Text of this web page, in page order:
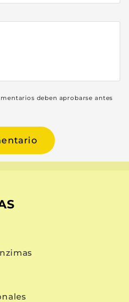
deben aprobarse antes